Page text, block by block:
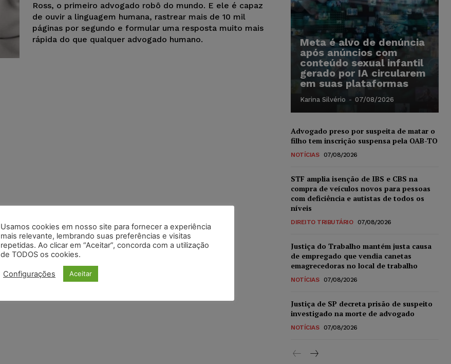
Ross, o primeiro advogado robô do mundo. E ele é capaz
de ouvir a linguagem humana, rastrear mais de 10 mil
páginas por segundo e formular uma resposta muito mais
rápida do que qualquer advogado humano.
Meta é alvo de denúncia
após anúncios com
conteúdo sexual infantil
gerado por IA circularem
em suas plataformas
Karina Silvério - 07/08/2026
Advogado preso por suspeita de matar o
filho tem inscrição suspensa pela OAB-TO
NOTÍCIAS 07/08/2026
STF amplia isenção de IBS e CBS na
compra de veículos novos para pessoas
com deficiência e autistas de todos os
níveis
DIREITO TRIBUTÁRIO 07/08/2026
Justiça do Trabalho mantém justa causa
de empregado que vendia canetas
emagrecedoras no local de trabalho
NOTÍCIAS 07/08/2026
Justiça de SP decreta prisão de suspeito
investigado na morte de advogado
NOTÍCIAS 07/08/2026
Usamos cookies em nosso site para fornecer a experiência
mais relevante, lembrando suas preferências e visitas
repetidas. Ao clicar em “Aceitar”, concorda com a utilização
de TODOS os cookies.
Configurações Aceitar